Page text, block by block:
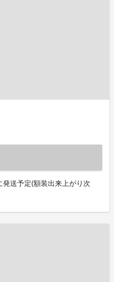
送予定(額装出来上がり次